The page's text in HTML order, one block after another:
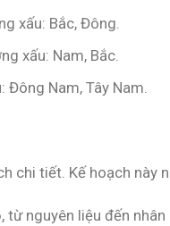
xấu: Bắc, Đông.
xấu: Nam, Bắc.
Nam, Tây Nam.
chi tiết. Kế hoạch này
nguyên liệu đến nhân